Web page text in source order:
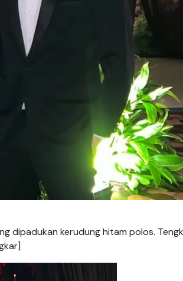
dipadukan kerudung hitam polos.